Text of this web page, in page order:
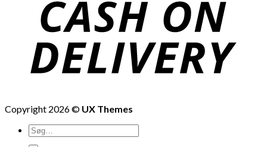
Copyright 2026 © UX Themes
Søg
efter: